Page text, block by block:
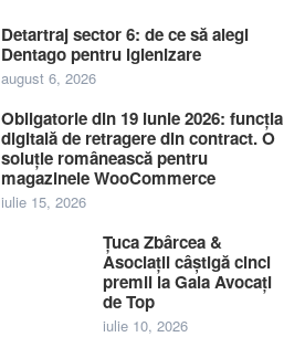
Detartraj sector 6: de ce să alegi
Dentago pentru igienizare
august 6, 2026
Obligatorie din 19 iunie 2026: funcția
digitală de retragere din contract. O
soluție românească pentru
magazinele WooCommerce
iulie 15, 2026
Țuca Zbârcea &
Asociații câștigă cinci
premii la Gala Avocați
de Top
iulie 10, 2026